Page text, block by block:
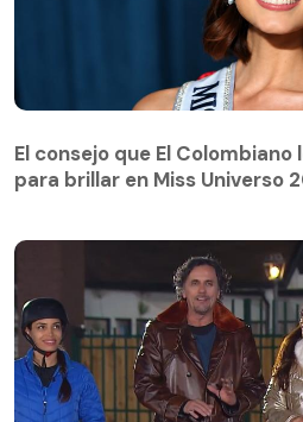
para brillar en Miss Universo
El consejo que El Colombiano
para brillar en Miss Universo